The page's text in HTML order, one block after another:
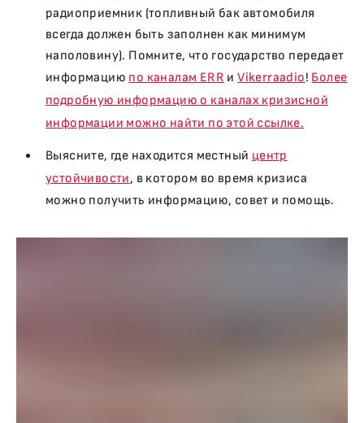
радиоприемник (топливный бак автомобиля
всегда должен быть заполнен как минимум
наполовину). Помните, что государство передает
информацию по каналам ERR иVikerraadio! Более
подробную информацию о каналах кризисной
информации можно найти по этой ссылке.
Выясните, где находится местный центр
устойчивости, в котором во время кризиса
можно получить информацию, совет и помощь.